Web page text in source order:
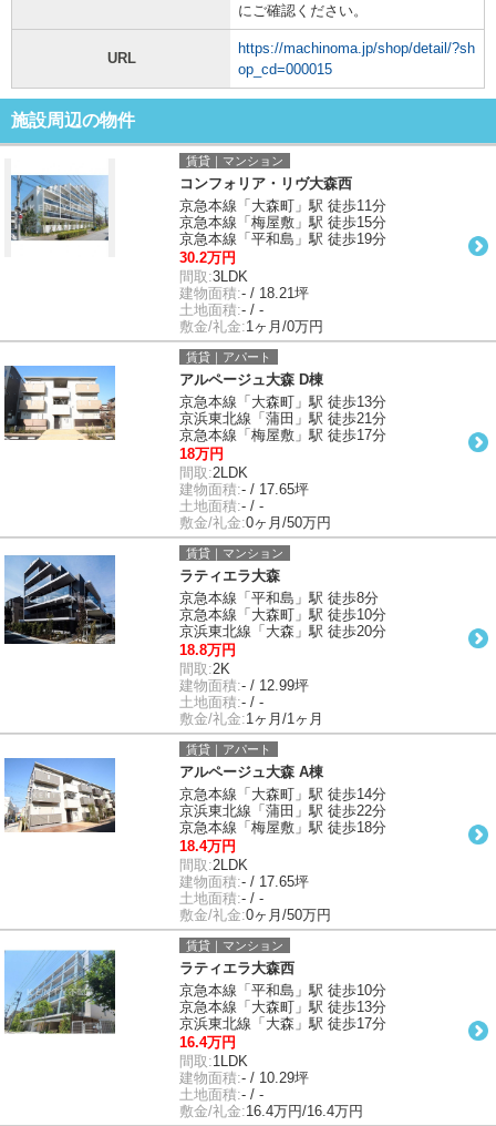
にご確認ください。
URL
https://machinoma.jp/shop/detail/?sh
op_cd=000015
施設周辺の物件
賃貸｜マンション
コンフォリア・リヴ大森西
京急本線「大森町」駅 徒歩11分
京急本線「梅屋敷」駅 徒歩15分
京急本線「平和島」駅 徒歩19分
30.2万円
間取:3LDK
建物面積:- / 18.21坪
土地面積:- / -
敷金/礼金:1ヶ月/0万円
賃貸｜アパート
アルページュ大森 D棟
京急本線「大森町」駅 徒歩13分
京浜東北線「蒲田」駅 徒歩21分
京急本線「梅屋敷」駅 徒歩17分
18万円
間取:2LDK
建物面積:- / 17.65坪
土地面積:- / -
敷金/礼金:0ヶ月/50万円
賃貸｜マンション
ラティエラ大森
京急本線「平和島」駅 徒歩8分
京急本線「大森町」駅 徒歩10分
京浜東北線「大森」駅 徒歩20分
18.8万円
間取:2K
建物面積:- / 12.99坪
土地面積:- / -
敷金/礼金:1ヶ月/1ヶ月
賃貸｜アパート
アルページュ大森 A棟
京急本線「大森町」駅 徒歩14分
京浜東北線「蒲田」駅 徒歩22分
京急本線「梅屋敷」駅 徒歩18分
18.4万円
間取:2LDK
建物面積:- / 17.65坪
土地面積:- / -
敷金/礼金:0ヶ月/50万円
賃貸｜マンション
ラティエラ大森西
京急本線「平和島」駅 徒歩10分
京急本線「大森町」駅 徒歩13分
京浜東北線「大森」駅 徒歩17分
16.4万円
間取:1LDK
建物面積:- / 10.29坪
土地面積:- / -
敷金/礼金:16.4万円/16.4万円